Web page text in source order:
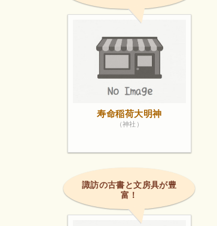
寿命稲荷大明神
（神社）
諏訪の古書と文房具が豊
富！